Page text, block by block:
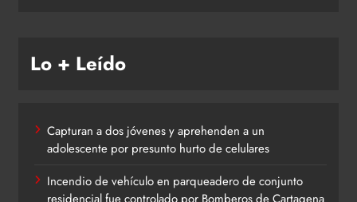
Lo + Leído
Capturan a dos jóvenes y aprehenden a un
adolescente por presunto hurto de celulares
Incendio de vehículo en parqueadero de conjunto